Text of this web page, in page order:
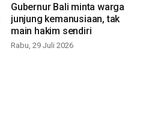
Gubernur Bali minta warga
junjung kemanusiaan, tak
main hakim sendiri
Rabu, 29 Juli 2026